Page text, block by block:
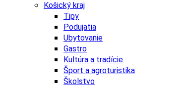
Košický kraj
Tipy
Podujatia
Ubytovanie
Gastro
Kultúra a tradície
Šport a agroturistika
Školstvo